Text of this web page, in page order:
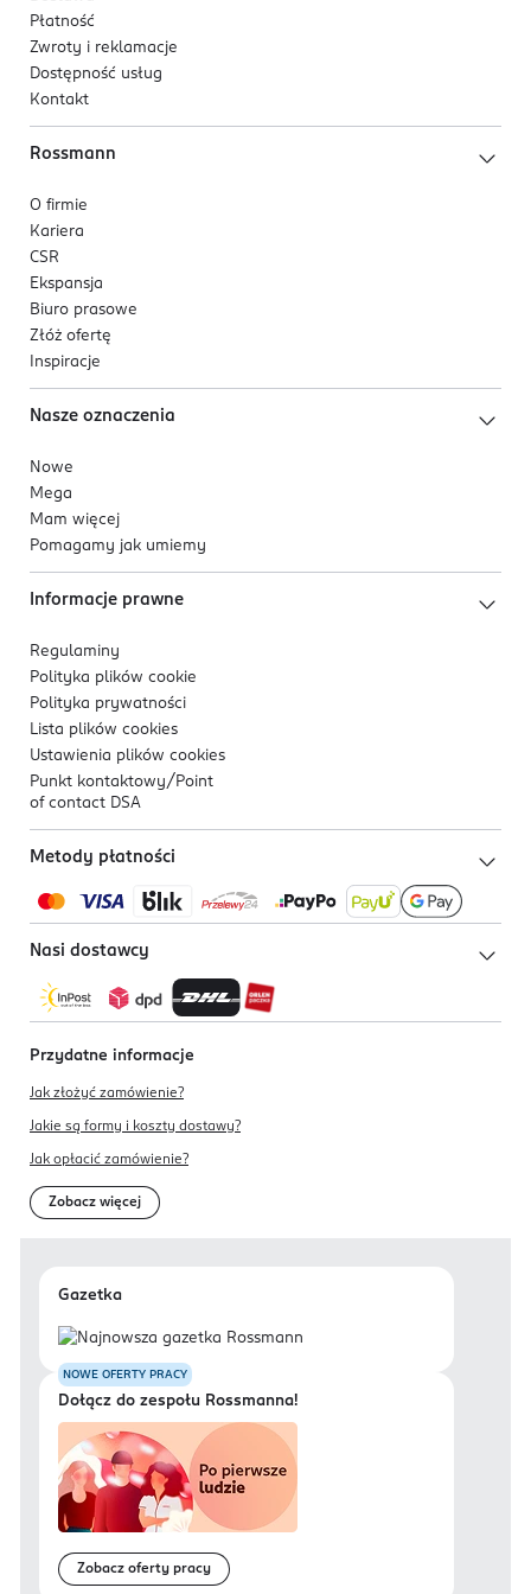
Płatność
Zwroty i reklamacje
Dostępność usług
Kontakt
Rossmann
O firmie
Kariera
CSR
Ekspansja
Biuro prasowe
Złóż ofertę
Inspiracje
Nasze oznaczenia
Nowe
Mega
Mam więcej
Pomagamy jak umiemy
Informacje prawne
Regulaminy
Polityka plików cookie
Polityka prywatności
Lista plików cookies
Ustawienia plików cookies
Punkt kontaktowy/ Point
of contact DSA
Metody płatności
Nasi dostawcy
Przydatne informacje
Jak złożyć zamówienie?
Jakie są formy i koszty dostawy?
Jak opłacić zamówienie?
Zobacz więcej
Gazetka
NOWE OFERTY PRACY
Dołącz do zespołu Rossmanna!
Zobacz oferty pracy